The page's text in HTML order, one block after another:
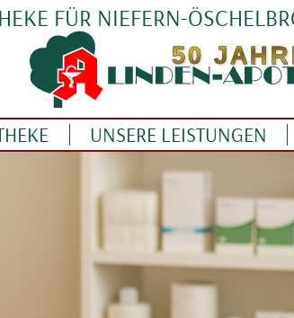
FÜR NIEFERN-
UNSERE LEISTUNGEN